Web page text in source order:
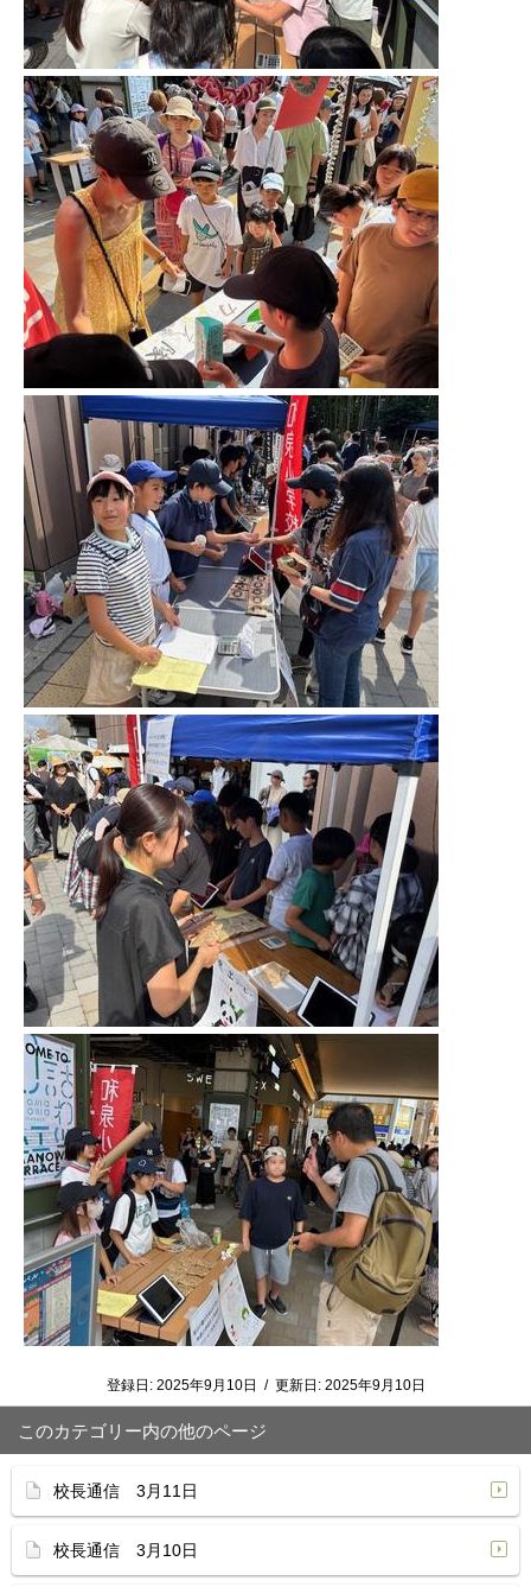
登録日: 2025年9月10日 / 更新日: 2025年9月10日
このカテゴリー内の他のページ
校長通信 3月11日
校長通信 3月10日